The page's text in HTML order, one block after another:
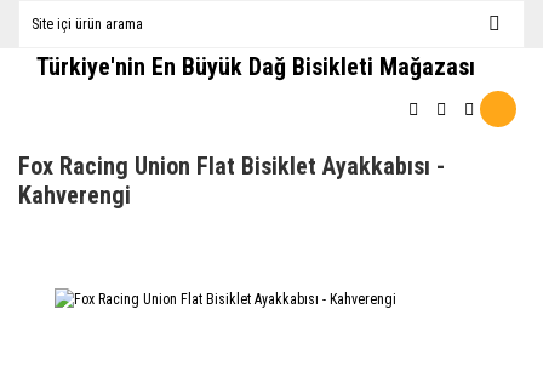
Türkiye'nin En Büyük Dağ Bisikleti Mağazası
Fox Racing Union Flat Bisiklet Ayakkabısı -
Kahverengi